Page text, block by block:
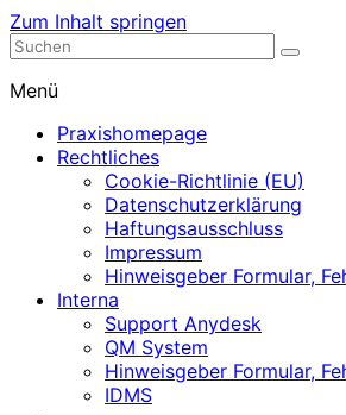
Zum Inhalt springen
Nephrologische Praxis mit Dialyse
Menü
Praxishomepage
Rechtliches
Cookie-Richtlinie (EU)
Datenschutzerklärung
Haftungsausschluss
Impressum
Hinweisgeber Formular,
Interna
Support Anydesk
QM System
Hinweisgeber Formular,
IDMS